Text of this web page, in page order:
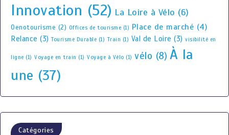
Innovation (52) La Loire à Vélo (6)
Oenotourisme (2) Offices de tourisme (1) Place de marché (4)
Relance (3) Tourisme Durable (1) Train (1) Val de Loire (3) visibilité en
ligne (1) Voyage en train (1) Voyage à Vélo (1) vélo (8) À la
une (37)
Catégories